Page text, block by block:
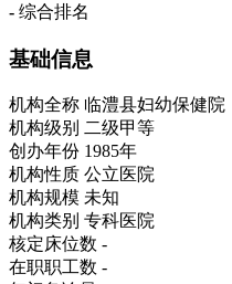
- 综合排名
基础信息
机构全称 临澧县妇幼保健院
机构级别 二级甲等
创办年份 1985年
机构性质 公立医院
机构规模 未知
机构类别 专科医院
核定床位数 -
在职职工数 -